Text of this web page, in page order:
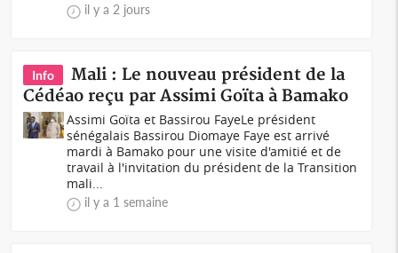
il y a 2 jours
Info
Mali : Le nouveau président de la
Cédéao reçu par Assimi Goïta à Bamako
Assimi Goïta et Bassirou FayeLe président
sénégalais Bassirou Diomaye Faye est arrivé
mardi à Bamako pour une visite d'amitié et de
travail à l'invitation du président de la Transition
mali...
il y a 1 semaine